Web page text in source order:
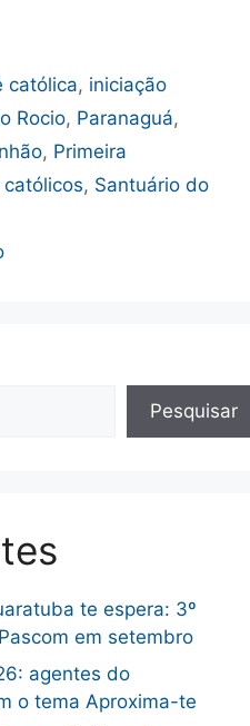
católica, iniciação
Rocio, Paranaguá,
, Primeira
, Santuário do
Pesquisar
te espera: 3º
em setembro
agentes do
o tema Aproxima-te